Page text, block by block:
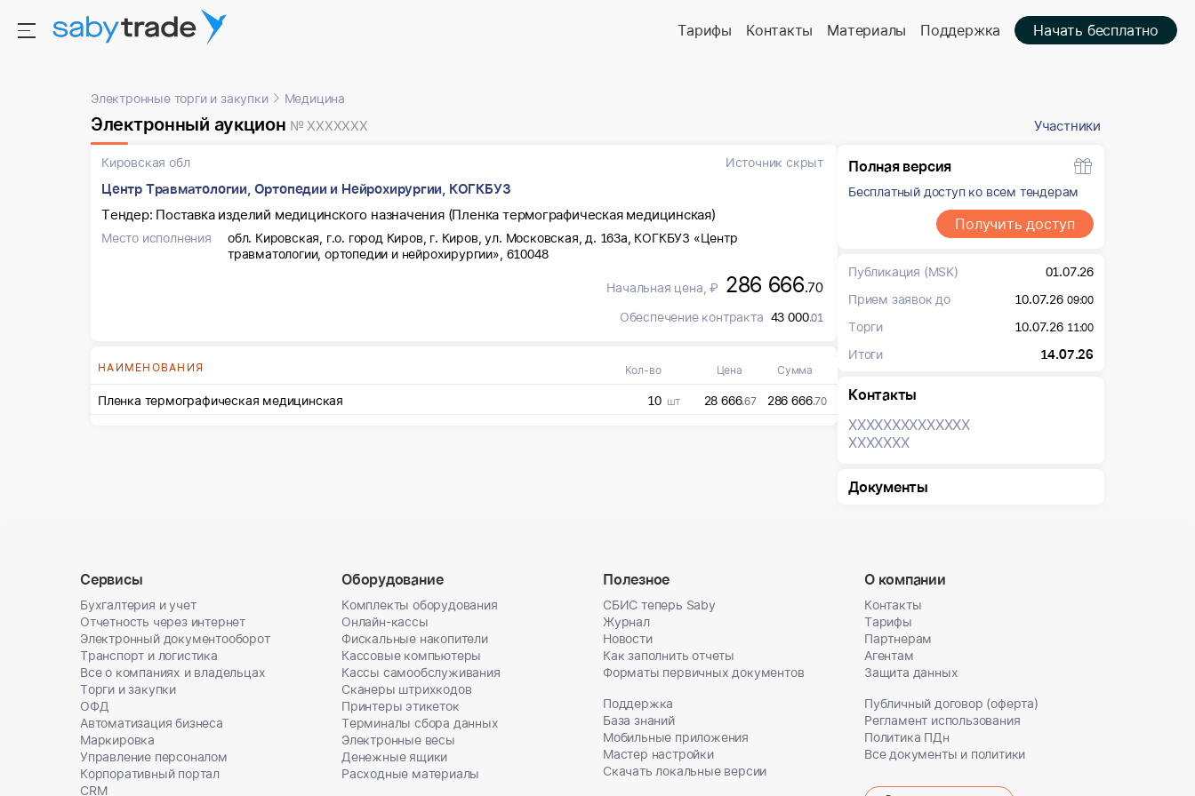
Тарифы Контакты Материалы Поддержка Начать бесплатно
Электронные торги и закупки Медицина
Электронный аукцион № XXXXXXX Участники
Кировская обл Источник скрыт
Центр Травматологии, Ортопедии и Нейрохирургии, КОГКБУЗ
Тендер: Поставка изделий медицинского назначения (Пленка термографическая медицинская)
Место исполнения
обл. Кировская, г.о. город Киров, г. Киров, ул. Московская, д. 163а, КОГКБУЗ «Центр
травматологии, ортопедии и нейрохирургии», 610048
Начальная цена, ₽ 286 666.70
Обеспечение контракта 43 000.01
НАИМЕНОВАНИЯ Кол-во Цена Сумма
Пленка термографическая медицинская 10 шт 28 666.67 286 666.70
Полная версия
Бесплатный доступ ко всем тендерам
Получить доступ
Публикация (MSK)
01.07.26
Прием заявок до
10.07.26 09:00
Торги 10.07.26 11:00
Итоги 14.07.26
Контакты
XXXXXXXXXXXXXX
XXXXXXX
Документы
Сервисы
Бухгалтерия и учет
Отчетность через интернет
Электронный документооборот
Транспорт и логистика
Все о компаниях и владельцах
Торги и закупки
ОФД
Автоматизация бизнеса
Маркировка
Управление персоналом
Корпоративный портал
CRM
Оборудование
Комплекты оборудования
Онлайн-кассы
Фискальные накопители
Кассовые компьютеры
Кассы самообслуживания
Сканеры штрихкодов
Принтеры этикеток
Терминалы сбора данных
Электронные весы
Денежные ящики
Расходные материалы
Полезное
СБИС теперь Saby
Журнал
Новости
Как заполнить отчеты
Форматы первичных документов
Поддержка
База знаний
Мобильные приложения
Мастер настройки
Скачать локальные версии
О компании
Контакты
Тарифы
Партнерам
Агентам
Защита данных
Публичный договор (оферта)
Регламент использования
Политика ПДн
Все документы и политики